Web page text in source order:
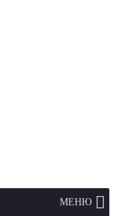
МЕНЮ